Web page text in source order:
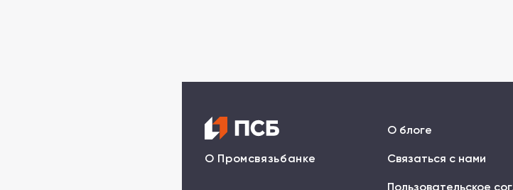
О Промсвязьбанке
О блоге
Связаться с нами
Пользовательское